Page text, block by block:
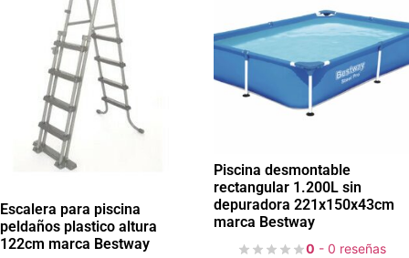
Escalera para piscina
peldaños plastico altura
122cm marca Bestway
Piscina desmontable
rectangular 1.200L sin
depuradora 221x150x43cm
marca Bestway
0 - 0 reseñas